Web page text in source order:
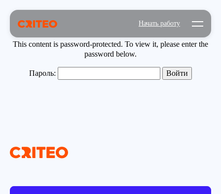
Начать работу Open
This content is password-protected. To view it, please enter the
password below.
Пароль: